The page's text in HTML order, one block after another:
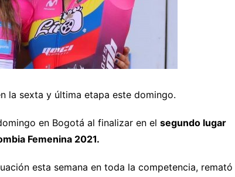
la sexta y última etapa este domingo.
en Bogotá al finalizar en el segundo lugar
Femenina 2021.
esta semana en toda la competencia, remató